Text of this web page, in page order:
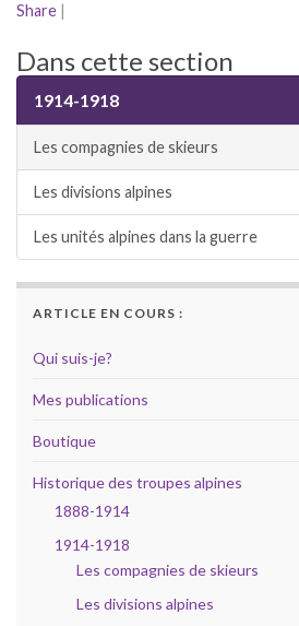
Share |
Dans cette section
1914-1918
Les compagnies de skieurs
Les divisions alpines
Les unités alpines dans la guerre
ARTICLE EN COURS :
Qui suis-je?
Mes publications
Boutique
Historique des troupes alpines
1888-1914
1914-1918
Les compagnies de skieurs
Les divisions alpines